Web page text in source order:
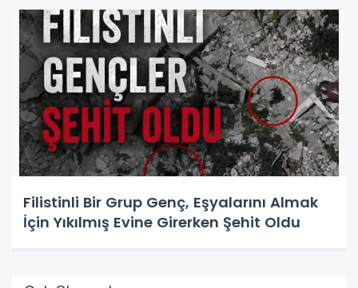
Filistinli Bir Grup Genç, Eşyalarını Almak
İçin Yıkılmış Evine Girerken Şehit Oldu